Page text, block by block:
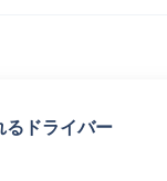
るドライバー